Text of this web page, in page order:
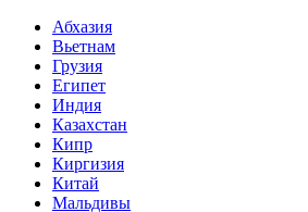
Абхазия
Вьетнам
Грузия
Египет
Индия
Казахстан
Кипр
Киргизия
Китай
Мальдивы